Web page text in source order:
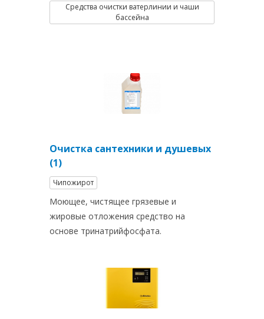
Средства очистки ватерлинии и чаши
бассейна
Очистка сантехники и душевых
(1)
Чипожирот
Моющее, чистящее грязевые и
жировые отложения средство на
основе тринатрийфосфата.